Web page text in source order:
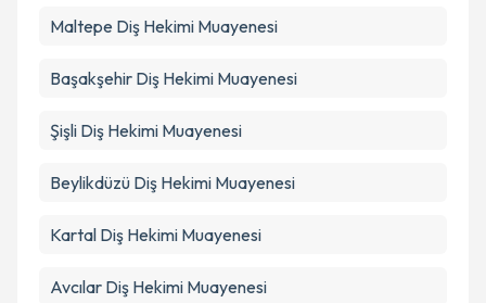
Maltepe Diş Hekimi Muayenesi
Başakşehir Diş Hekimi Muayenesi
Şişli Diş Hekimi Muayenesi
Beylikdüzü Diş Hekimi Muayenesi
Kartal Diş Hekimi Muayenesi
Avcılar Diş Hekimi Muayenesi